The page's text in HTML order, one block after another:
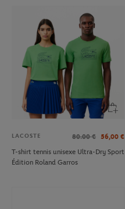
LACOSTE 80.00 € 56,00 €
T-shirt tennis unisexe Ultra-Dry Sport
Édition Roland Garros